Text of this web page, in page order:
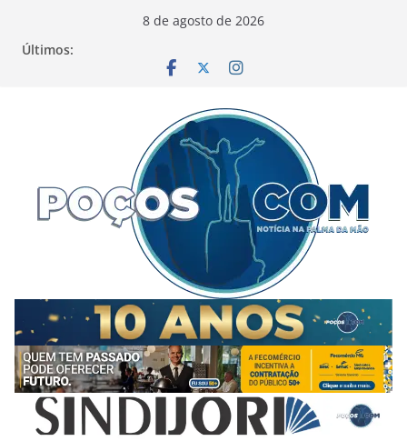
8 de agosto de 2026
Últimos: